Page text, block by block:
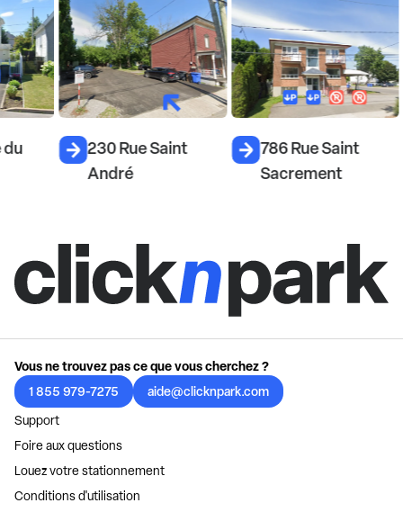
230 Rue Saint
André
786 Rue Saint
Sacrement
Vous ne trouvez pas ce que vous cherchez ?
1 855 979-7275
aide@clicknpark.com
Support
Foire aux questions
Louez votre stationnement
Conditions d'utilisation